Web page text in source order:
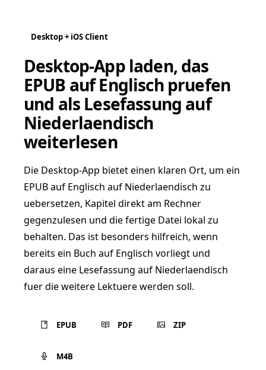
Desktop + iOS Client
Desktop-App laden, das
EPUB auf Englisch pruefen
und als Lesefassung auf
Niederlaendisch
weiterlesen
Die Desktop-App bietet einen klaren Ort, um ein
EPUB auf Englisch auf Niederlaendisch zu
uebersetzen, Kapitel direkt am Rechner
gegenzulesen und die fertige Datei lokal zu
behalten. Das ist besonders hilfreich, wenn
bereits ein Buch auf Englisch vorliegt und
daraus eine Lesefassung auf Niederlaendisch
fuer die weitere Lektuere werden soll.
EPUB PDF ZIP
M4B